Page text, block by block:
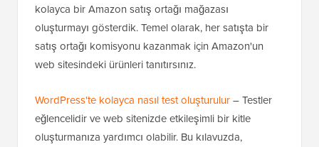
kolayca bir Amazon satış ortağı mağazası
oluşturmayı gösterdik. Temel olarak, her satışta bir
satış ortağı komisyonu kazanmak için Amazon'un
web sitesindeki ürünleri tanıtırsınız.
WordPress'te kolayca nasıl test oluşturulur– Testler
eğlencelidir ve web sitenizde etkileşimli bir kitle
oluşturmanıza yardımcı olabilir. Bu kılavuzda,